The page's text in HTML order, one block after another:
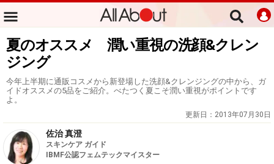
夏のオススメ 潤い重視の洗顔&クレン
ジング
今年上半期に通販コスメから新登場した洗顔&クレンジングの中から、ガ
イドオススメの5品をご紹介。べたつく夏こそ潤い重視がポイントです
よ。
更新日： 2013年07月30日
佐治 真澄
スキンケア ガイド
IBMF公認フェムテックマイスター